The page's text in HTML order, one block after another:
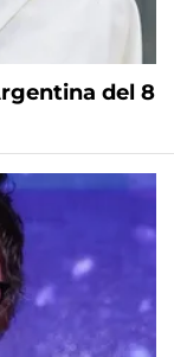
del 8